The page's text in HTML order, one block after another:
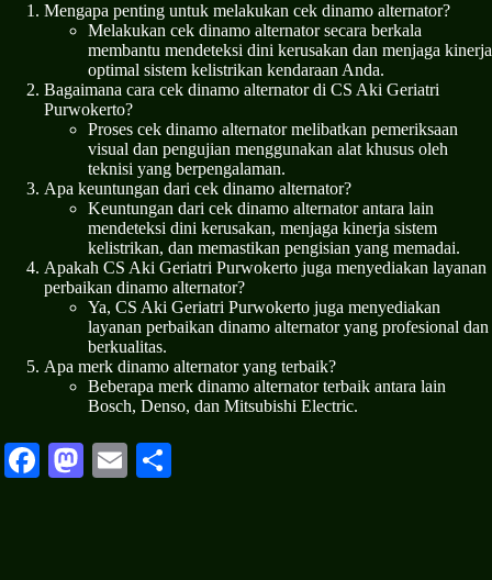
Mengapa penting untuk melakukan cek dinamo alternator?
Melakukan cek dinamo alternator secara berkala
membantu mendeteksi dini kerusakan dan menjaga kinerja
optimal sistem kelistrikan kendaraan Anda.
Bagaimana cara cek dinamo alternator di CS Aki Geriatri
Purwokerto?
Proses cek dinamo alternator melibatkan pemeriksaan
visual dan pengujian menggunakan alat khusus oleh
teknisi yang berpengalaman.
Apa keuntungan dari cek dinamo alternator?
Keuntungan dari cek dinamo alternator antara lain
mendeteksi dini kerusakan, menjaga kinerja sistem
kelistrikan, dan memastikan pengisian yang memadai.
Apakah CS Aki Geriatri Purwokerto juga menyediakan layanan
perbaikan dinamo alternator?
Ya, CS Aki Geriatri Purwokerto juga menyediakan
layanan perbaikan dinamo alternator yang profesional dan
berkualitas.
Apa merk dinamo alternator yang terbaik?
Beberapa merk dinamo alternator terbaik antara lain
Bosch, Denso, dan Mitsubishi Electric.
Fa M
E